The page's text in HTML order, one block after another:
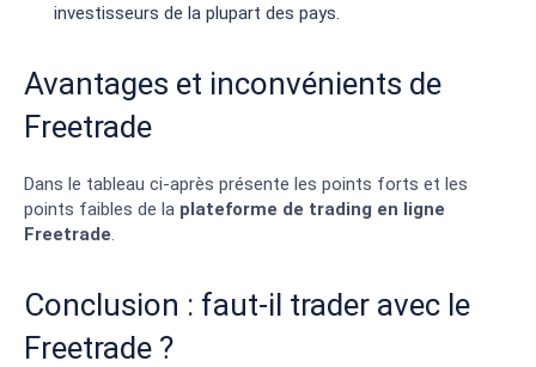
investisseurs de la plupart des pays.
Avantages et inconvénients de
Freetrade
Dans le tableau ci-après présente les points forts et les
points faibles de la plateforme de trading en ligne
Freetrade.
Conclusion : faut-il trader avec le
Freetrade ?